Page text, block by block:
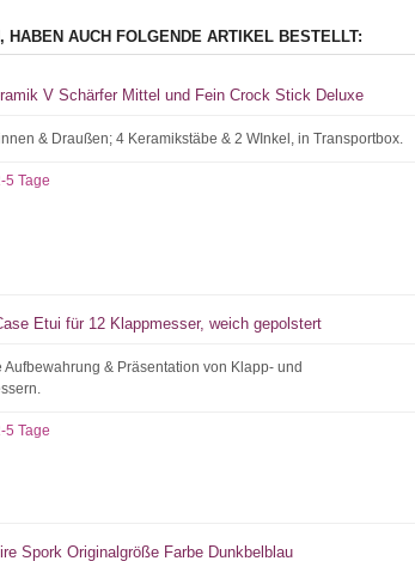
AUCH FOLGENDE ARTIKEL BESTELLT:
V Schärfer Mittel und Fein Crock Stick Deluxe
& Draußen; 4 Keramikstäbe & 2 WInkel, in Transportbox.
5 Tage
Etui für 12 Klappmesser, weich gepolstert
Aufbewahrung & Präsentation von Klapp- und
5 Tage
Spork Originalgröße Farbe Dunkbelblau